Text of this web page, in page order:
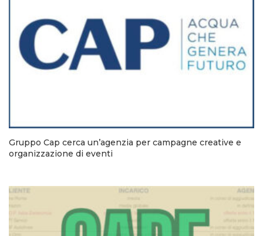
Gruppo Cap cerca un’agenzia per campagne creative e
organizzazione di eventi